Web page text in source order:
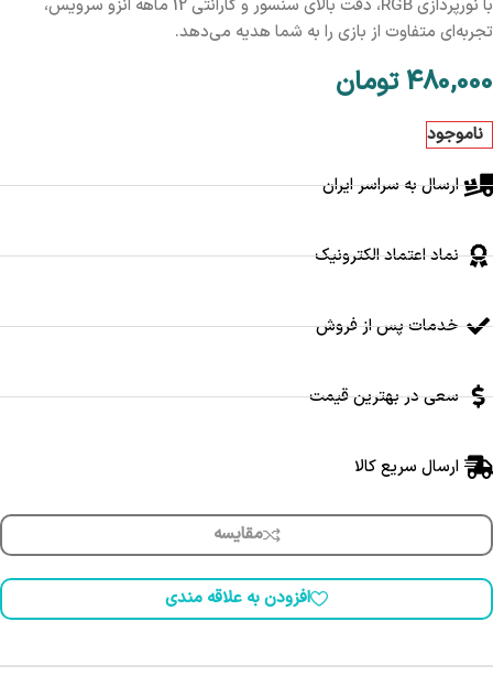
با نورپردازی RGB، دقت بالای سنسور و گارانتی 12 ماهه انزو سرویس،
تجربه‌ای متفاوت از بازی را به شما هدیه می‌دهد.
480,000 تومان
ناموجود
ارسال به سراسر ایران
نماد اعتماد الکترونیک
خدمات پس از فروش
سعی در بهترین قیمت
ارسال سریع کالا
مقایسه
افزودن به علاقه مندی